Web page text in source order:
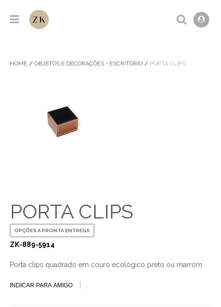
HOME OBJETOS E DECORAÇÕES - ESCRITÓRIO PORTA CLIPS
PORTA CLIPS
OPÇÕES A PRONTA ENTREGA
ZK-889-5914
Porta clips quadrado em couro ecológico preto ou marrom
INDICAR PARA AMIGO